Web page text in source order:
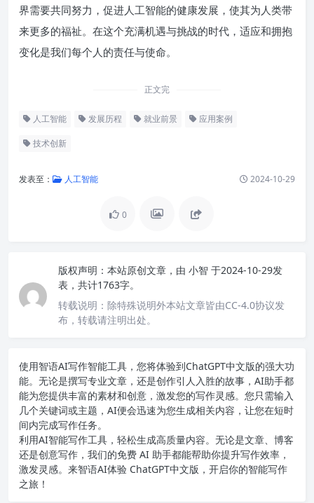
界需要共同努力，促进人工智能的健康发展，使其为人类带
来更多的福祉。在这个充满机遇与挑战的时代，适应和拥抱
变化是我们每个人的责任与使命。
正文完
人工智能 发展历程 就业前景 应用案例
技术创新
发表至： 人工智能 2024-10-29
0
版权声明： 本站原创文章，由 小智 于2024-10-29发
表，共计1763字。
转载说明： 除特殊说明外本站文章皆由CC-4.0协议发
布，转载请注明出处。
使用智语AI写作智能工具，您将体验到ChatGPT中文版的强大功
能。无论是撰写专业文章，还是创作引人入胜的故事，AI助手都
能为您提供丰富的素材和创意，激发您的写作灵感。您只需输入
几个关键词或主题，AI便会迅速为您生成相关内容，让您在短时
间内完成写作任务。
利用AI智能写作工具，轻松生成高质量内容。无论是文章、博客
还是创意写作，我们的免费 AI 助手都能帮助你提升写作效率，
激发灵感。来智语AI体验 ChatGPT中文版 ，开启你的智能写作
之旅！